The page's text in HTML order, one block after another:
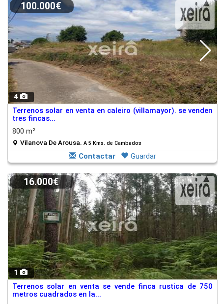
4
100.000€
Terrenos solar en venta en caleiro (villamayor). se venden
tres fincas...
800 m²
Vilanova De Arousa. A 5 Kms. de Cambados
Contactar Guardar
1
16.000€
Terrenos solar en venta se vende finca rustica de 750
metros cuadrados en la...